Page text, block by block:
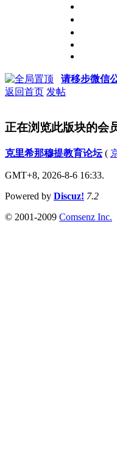
请移步微信
返回首页 发帖
正在浏览此版块的会
克里希那穆提教育论坛(
GMT+8, 2026-8-6 16:33.
Powered by Discuz! 7.2
© 2001-2009 Comsenz Inc.